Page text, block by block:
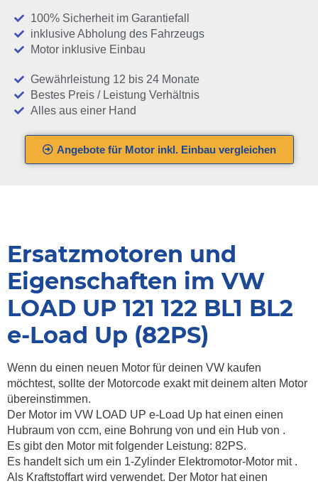
100% Sicherheit im Garantiefall
inklusive Abholung des Fahrzeugs
Motor inklusive Einbau
Gewährleistung 12 bis 24 Monate
Bestes Preis / Leistung Verhältnis
Alles aus einer Hand
Angebote für Motor inkl. Einbau vergleichen
Ersatzmotoren und
Eigenschaften im VW
LOAD UP 121 122 BL1 BL2
e-Load Up (82PS)
Wenn du einen neuen Motor für deinen VW kaufen
möchtest, sollte der Motorcode exakt mit deinem alten Motor
übereinstimmen.
Der Motor im VW LOAD UP e-Load Up hat einen einen
Hubraum von ccm, eine Bohrung von und ein Hub von .
Es gibt den Motor mit folgender Leistung: 82PS.
Es handelt sich um ein 1-Zylinder Elektromotor-Motor mit .
Als Kraftstoffart wird verwendet. Der Motor hat einen